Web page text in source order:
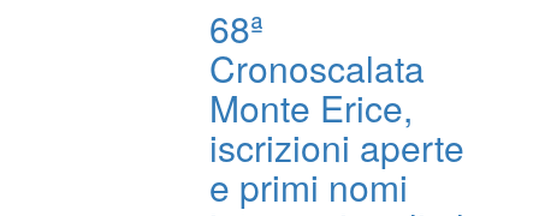
68ª
Cronoscalata
Monte Erice,
iscrizioni aperte
e primi nomi